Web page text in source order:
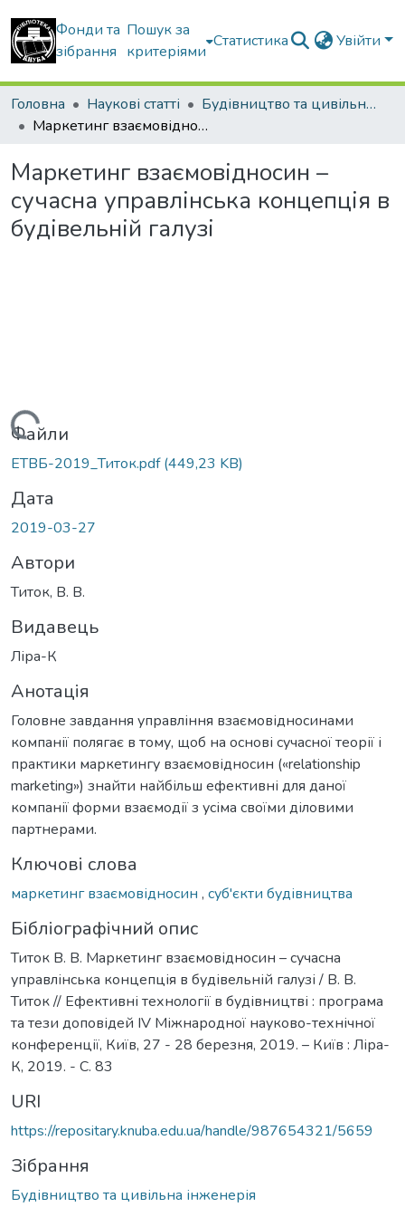
Фонди та
зібрання
Пошук за
критеріями
Статистика Увійти
Головна Наукові статті
Будівництво та цивільна інженерія
Маркетинг взаємовідносин – сучасна управлінська концепція в будівельній галузі
Маркетинг взаємовідносин –
сучасна управлінська концепція в
будівельній галузі
Вантажиться...
Файли
ЕТВБ-2019_Титок.pdf(449,23 KB)
Дата
2019-03-27
Автори
Титок, В. В.
Видавець
Ліра-К
Анотація
Головне завдання управління взаємовідносинами
компанії полягає в тому, щоб на основі сучасної теорії і
практики маркетингу взаємовідносин («relationship
marketing») знайти найбільш ефективні для даної
компанії форми взаємодії з усіма своїми діловими
партнерами.
Ключові слова
маркетинг взаємовідносин , суб'єкти будівництва
Бібліографічний опис
Титок В. В. Маркетинг взаємовідносин – сучасна
управлінська концепція в будівельній галузі / В. В.
Титок // Ефективні технології в будівництві : програма
та тези доповідей IV Міжнародної науково-технічної
конференції, Київ, 27 - 28 березня, 2019. – Київ : Ліра-
К, 2019. - С. 83
URI
https://repositary.knuba.edu.ua/handle/987654321/5659
Зібрання
Будівництво та цивільна інженерія